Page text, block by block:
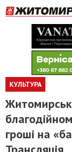
КУЛЬТУРА
гроші на